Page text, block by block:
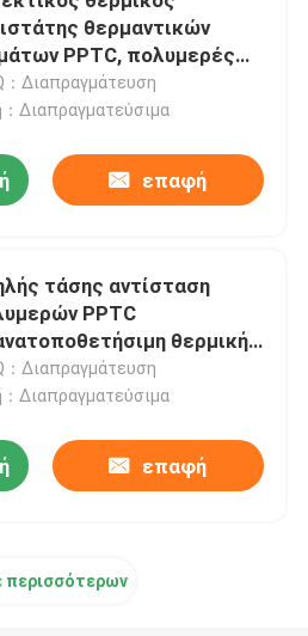
θερμαντικών
PPTC, πολυμερές
ψυγείων θερμική
：Διαπραγμάτευση
：Διαπραγματεύσιμα
επαφή
τάσης αντίσταση
PPTC
θερμική
για ηλεκτρονικό
：Διαπραγμάτευση
：Διαπραγματεύσιμα
επαφή
περισσότερων